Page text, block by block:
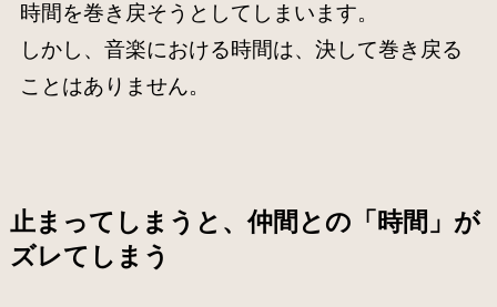
時間を巻き戻そうとしてしまいます。
しかし、音楽における時間は、決して巻き戻る
ことはありません。
止まってしまうと、仲間との「時間」が
ズレてしまう